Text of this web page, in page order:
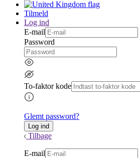
Tilmeld
Log ind
E-mail
Password
To-faktor kode
Glemt password?
Tilbage
E-mail